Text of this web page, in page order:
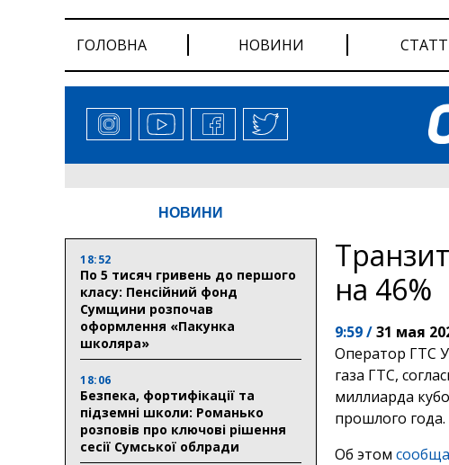
ГОЛОВНА НОВИНИ
НОВИНИ
18:52
По 5 тисяч гривень до першого
класу: Пенсійний фонд
Сумщини розпочав
оформлення «Пакунка
школяра»
18:06
Безпека, фортифікації та
підземні школи: Романько
розповів про ключові рішення
сесії Сумської облради
на 46%
9:59 /31 мая
Оператор ГТС
газа ГТС,
миллиарда
прошлого года.
Об этом